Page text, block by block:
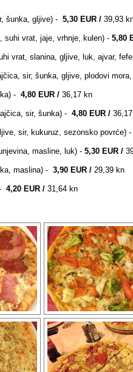
šunka, gljive) - 5,30 EUR / 39,93
suhi vrat, jaje, vrhnje, kulen) - 5,80
vrat, slanina, gljive, luk, ajvar,
sir, šunka, gljive, plodovi
- 4,80 EUR / 36,17 kn
sir, šunka) - 4,80 EUR /
sir, kukuruz, sezonsko povrće) -
masline, luk) - 5,30 EUR /
maslina) - 3,90 EUR / 29,39 kn
4,20 EUR / 31,64 kn